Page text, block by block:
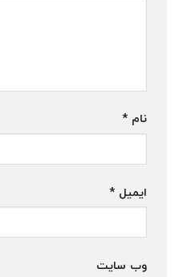
نام *
ایمیل *
وب‌ سایت